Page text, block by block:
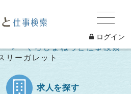
ログイン
くらしまねっと仕事検索
リーガレット
求人を探す